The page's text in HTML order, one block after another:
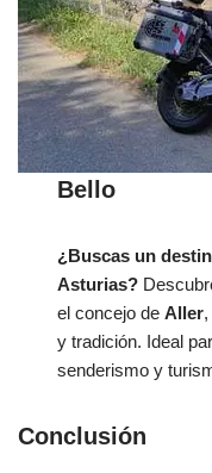
Bello
¿Buscas un
Asturias?
el concejo deAller
y tradición. Ideal
senderismo y
Conclusión